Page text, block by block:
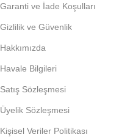
Garanti ve İade Koşulları
Gizlilik ve Güvenlik
Hakkımızda
Havale Bilgileri
Satış Sözleşmesi
Üyelik Sözleşmesi
Kişisel Veriler Politikası